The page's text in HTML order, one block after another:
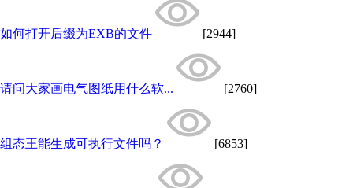
如何打开后缀为EXB的文件 [2944]
请问大家画电气图纸用什么软... [2760]
组态王能生成可执行文件吗？ [6853]